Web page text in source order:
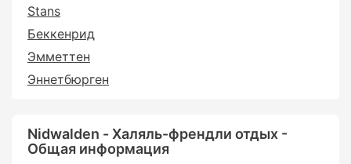
Stans
Беккенрид
Эмметтен
Эннетбюрген
Nidwalden - Халяль-френдли отдых -
Общая информация